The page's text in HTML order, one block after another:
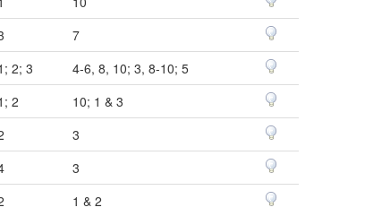
7
2; 3
4-6, 8, 10; 3, 8-10; 5
2
10; 1 & 3
3
3
1 & 2